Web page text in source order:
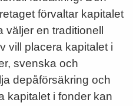
förvaltar kapitalet
en traditionell
vill placera kapitalet i
svenska och
depåförsäkring och
kapitalet i fonder kan